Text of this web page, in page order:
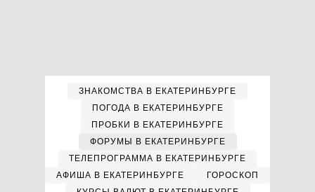
ЗНАКОМСТВА В ЕКАТЕРИНБУРГЕ
ПОГОДА В ЕКАТЕРИНБУРГЕ
ПРОБКИ В ЕКАТЕРИНБУРГЕ
ФОРУМЫ В ЕКАТЕРИНБУРГЕ
ТЕЛЕПРОГРАММА В ЕКАТЕРИНБУРГЕ
АФИША В ЕКАТЕРИНБУРГЕ
ГОРОСКОП